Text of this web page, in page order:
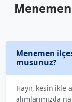
Menemen
musunuz?
Hayır, kesinlikle
alımlarımızda